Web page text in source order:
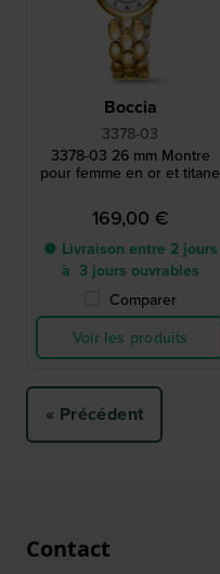
Boccia
3378-03
3378-03 26 mm Montre
pour femme en or et titane
169,00 €
● Livraison entre 2 jours
à 3 jours ouvrables
Comparer
Voir les produits
« Précédent
Contact